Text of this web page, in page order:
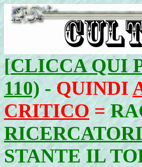
[CLICCA QUI
110)-QUINDI
CRITICO=
STANTE IL